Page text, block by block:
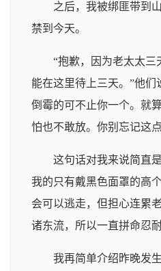
之后，我被绑匪带到
禁到今天。
“抱歉，因为老太太三
能在这里待上三天。”他们
倒霉的可不止你一个。就
怕也不敢放。你别忘记这
这句话对我来说简直
我的只有戴黑色面罩的高
会可以逃走，但担心连累
诸东流，所以一直拼命忍
我再简单介绍昨晚发生